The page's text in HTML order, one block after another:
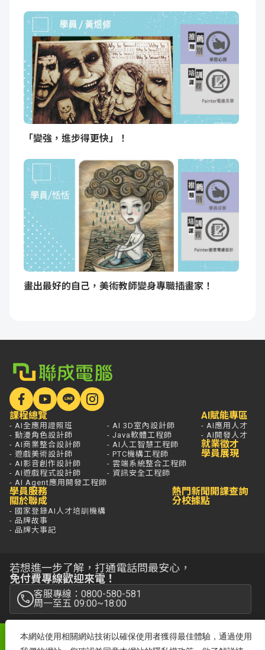
「變強，進步得更快」！
畫出最好的自己，美術教師變身專職插畫家！
課程總覽
- AI全應用證照班
- 動漫角色設計師
- AI商業整合設計師
- 遊戲美術設計師
- AI影音創作設計師
- AI遊戲程式設計師
- AI Agent應用開發工程師
- AI 3D室內設計師
- Java軟體工程師
- AI人工智慧工程師
- PTC機構工程師
- 雲端系統整合工程師
- 資訊安全工程師
AI賦能專區
- AI應用人才
- AI開發人才
就業徵才
學員展現
學員服務
關於聯成
- 國家登錄AI人才培訓機構
- 品牌故事
- 品牌大事記
熱門新聞
分校據點
開課查詢
若想進一步了解，打通電話問最安心，
免付費專線歡迎來電！
客服專線：0800-580-581
周一至五 09:00~18:00
聯成電腦網站全部圖文係屬聯成電腦版權所有
本網站使用相關網站技術以確保使用者獲得最佳體驗，通過使用